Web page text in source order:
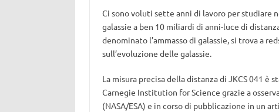
Ci sono voluti sette anni di lavoro per studiare
galassie a ben 10 miliardi di anni-luce di
denominato l’ammasso di galassie, si trova a
sull’evoluzione delle galassie.
La misura precisa della distanza di JKCS 041
Carnegie Institution for Science grazie a
(NASA/ESA) e in corso di pubblicazione in un